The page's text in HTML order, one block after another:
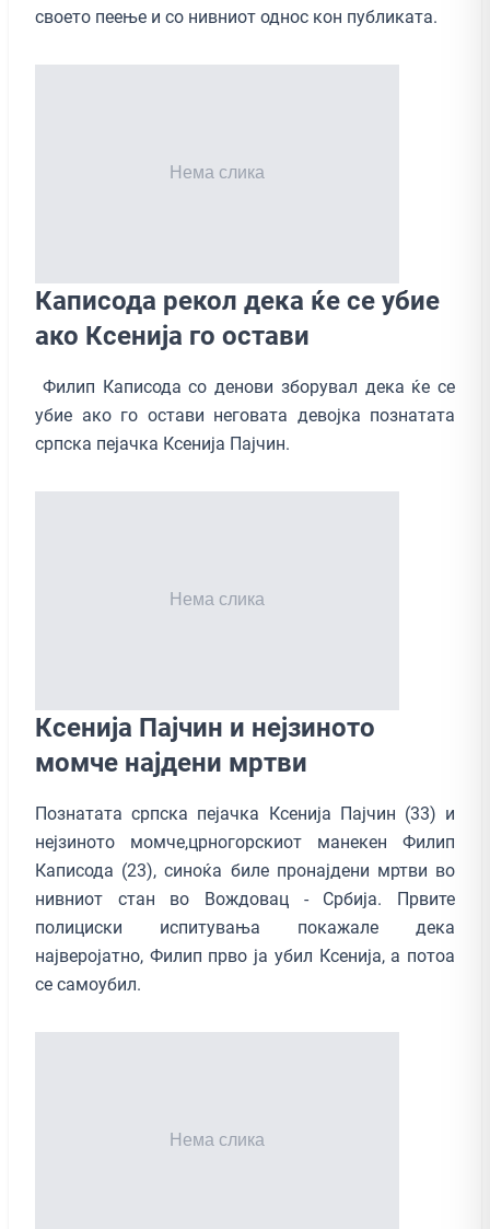
своето пеење и со нивниот однос кон публиката.
Каписода рекол дека ќе се убие
ако Ксенија го остави
Филип Каписода со денови зборувал дека ќе се
убие ако го остави неговата девојка познатата
српска пеjачка Ксенија Пајчин.
Ксенија Пајчин и нејзиното
момче најдени мртви
Познатата српска пејачка Ксенија Пајчин (33) и
нејзинотo момче,црногорскиот манекен Филип
Каписода (23), синоќа биле пронајдени мртви во
нивниот стан во Вождовац - Србија. Првите
полициски испитувања покажале дека
најверојатно, Филип прво ја убил Ксенија, а потоа
се самоубил.